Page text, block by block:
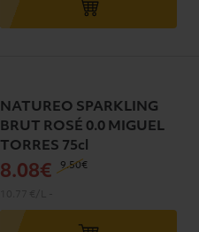
NATUREO SPARKLING
BRUT ROSÉ 0.0 MIGUEL
TORRES 75cl
8.08€ 9.50€